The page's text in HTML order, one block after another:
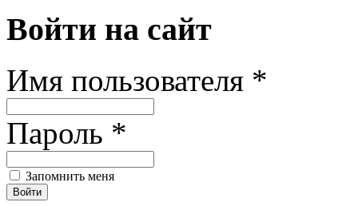
Войти на сайт
Имя пользователя *
Пароль *
Запомнить меня